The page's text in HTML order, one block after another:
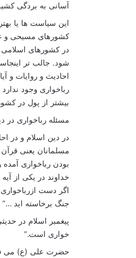
آسانی به بردگی
این سياست ها یا
کشورهای مسيحی و
در کشورهای اسلامی
شود. جالب تر
احادیث و روایات و
رباخواری وجود
بيشتر از پول در
مسئله رباخواری در
در دین اسلام و در
مسلمانان یعنی قرآن
بودن رباخواری
خداوند در یکی از
اگر دست ازرباخواری
جنگ برخاسته اید …”
پيغمبر اسلام در
خواری است.”
حضرت علی (ع) می